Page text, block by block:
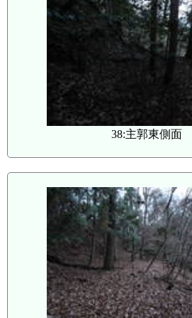
38:主郭東側面